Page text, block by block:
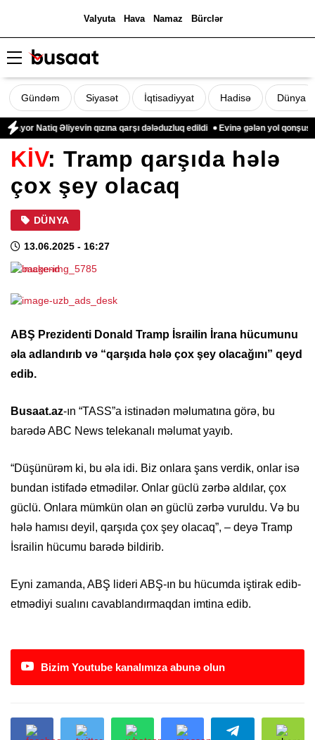
Valyuta Hava Namaz Bürclər
Gündəm Siyasət İqtisadiyyat Hadisə Dünya
Natiq Əliyevin qızına qarşı dələduzluq edildi Evinə gələn yol qonşusu
KİV: Tramp qarşıda hələ
çox şey olacaq
DÜNYA
13.06.2025 - 16:27
ABŞ Prezidenti Donald Tramp İsrailin İrana hücumunu
əla adlandırıb və “qarşıda hələ çox şey olacağını” qeyd
edib.
Busaat.az-ın “TASS”a istinadən məlumatına görə, bu
barədə ABC News telekanalı məlumat yayıb.
“Düşünürəm ki, bu əla idi. Biz onlara şans verdik, onlar isə
bundan istifadə etmədilər. Onlar güclü zərbə aldılar, çox
güclü. Onlara mümkün olan ən güclü zərbə vuruldu. Və bu
hələ hamısı deyil, qarşıda çox şey olacaq”, – deyə Tramp
İsrailin hücumu barədə bildirib.
Eyni zamanda, ABŞ lideri ABŞ-ın bu hücumda iştirak edib-
etmədiyi sualını cavablandırmaqdan imtina edib.
Bizim Youtube kanalımıza abunə olun